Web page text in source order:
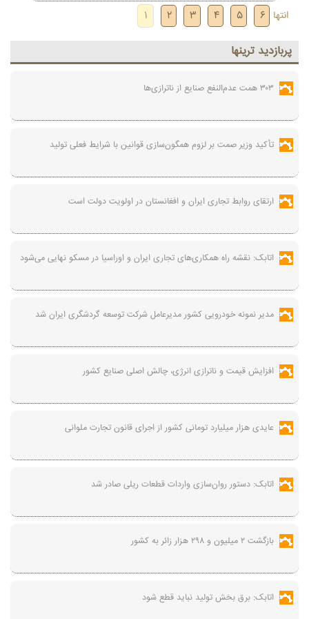
انتها 1 2 3 4 5 6
پربازديد ترينها
۳۰۳ همت عدم‌النفع صنایع از ناترازی‌ها
تأکید وزیر صمت بر لزوم همگون‌سازی قوانین با شرایط فعلی تولید
ارتقای روابط تجاری ایران و افغانستان در اولویت دولت است
اتابک: نقشه راه همکاری‌های تجاری ایران و اوراسیا در مسکو نهایی می‌شود
مدیر نمونه خودرویی کشور مدیرعامل شرکت توسعه گردشگری ایران شد
افزایش قیمت و ناترازی انرژی، چالش اصلی صنایع کشور
عایدی هزار میلیارد تومانی کشور از اجرای قانون تجارت ملوانی
اتابک: دستور روان‌سازی واردات قطعات ریلی صادر شد
بازگشت ۲ میلیون و ۲۹۸ هزار زائر به کشور
اتابک: برق بخش تولید نباید قطع شود